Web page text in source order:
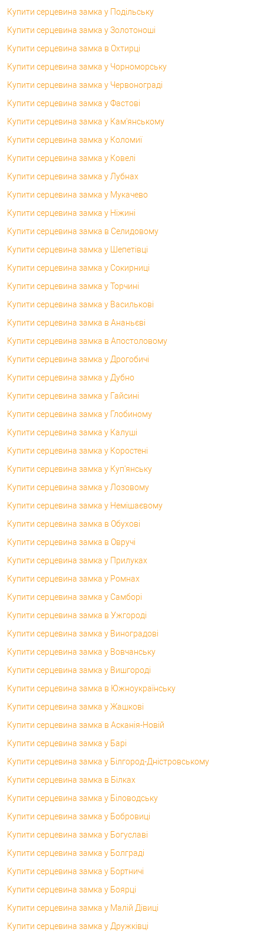
Купити серцевина замка у Подільську
Купити серцевина замка у Золотоноші
Купити серцевина замка в Охтирці
Купити серцевина замка у Чорноморську
Купити серцевина замка у Червонограді
Купити серцевина замка у Фастові
Купити серцевина замка у Кам'янському
Купити серцевина замка у Коломиї
Купити серцевина замка у Ковелі
Купити серцевина замка у Лубнах
Купити серцевина замка у Мукачево
Купити серцевина замка у Ніжині
Купити серцевина замка в Селидовому
Купити серцевина замка у Шепетівці
Купити серцевина замка у Сокирниці
Купити серцевина замка у Торчині
Купити серцевина замка у Василькові
Купити серцевина замка в Ананьєві
Купити серцевина замка в Апостоловому
Купити серцевина замка у Дрогобичі
Купити серцевина замка у Дубно
Купити серцевина замка у Гайсині
Купити серцевина замка у Глобиному
Купити серцевина замка у Калуші
Купити серцевина замка у Коростені
Купити серцевина замка у Куп'янську
Купити серцевина замка у Лозовому
Купити серцевина замка у Немішаєвому
Купити серцевина замка в Обухові
Купити серцевина замка в Овручі
Купити серцевина замка у Прилуках
Купити серцевина замка у Ромнах
Купити серцевина замка у Самборі
Купити серцевина замка в Ужгороді
Купити серцевина замка у Виноградові
Купити серцевина замка у Вовчанську
Купити серцевина замка у Вишгороді
Купити серцевина замка в Южноукраїнську
Купити серцевина замка у Жашкові
Купити серцевина замка в Асканія-Новій
Купити серцевина замка у Барі
Купити серцевина замка у Білгород-Дністровському
Купити серцевина замка в Білках
Купити серцевина замка у Біловодську
Купити серцевина замка у Бобровиці
Купити серцевина замка у Богуславі
Купити серцевина замка у Болграді
Купити серцевина замка у Бортничі
Купити серцевина замка у Боярці
Купити серцевина замка у Малій Дівиці
Купити серцевина замка у Дружківці